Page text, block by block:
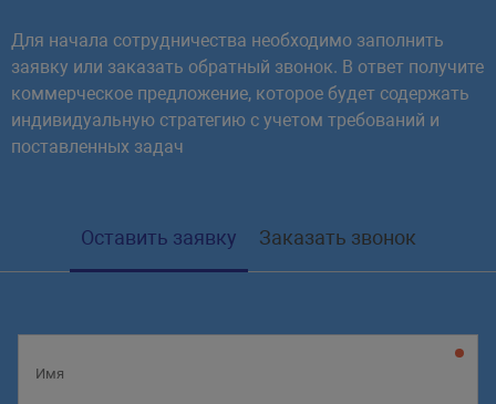
Для начала сотрудничества необходимо заполнить
заявку или заказать обратный звонок. В ответ получите
коммерческое предложение, которое будет содержать
индивидуальную стратегию с учетом требований и
поставленных задач
Оставить заявку Заказать звонок